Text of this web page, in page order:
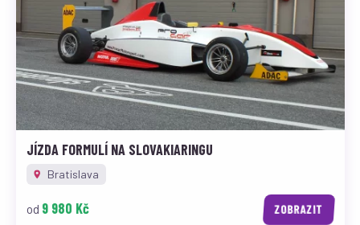
JÍZDA FORMULÍ NA SLOVAKIARINGU
Bratislava
od 9 980 Kč ZOBRAZIT